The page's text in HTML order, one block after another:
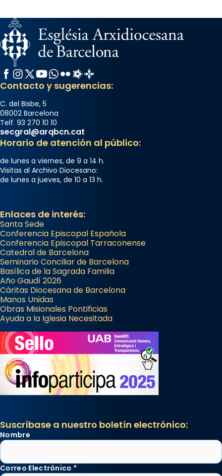
Facebook
Instagram
X / Twitter
YouTube
WhatsApp
FlickrRadio Estel
Catalunya Cristiana
Contacto y sugerencias:
C. del Bisbe, 5
08002 Barcelona
Telf. 93 270 10 10
secgral@arqbcn.cat
Horario de atención al público:
de lunes a viernes, de 9 a 14 h.
Visitas al Archivo Diocesano:
de lunes a jueves, de 10 a 13 h.
Enlaces de interés:
Santa Sede
Conferencia Episcopal Española
Conferencia Episcopal Tarraconense
Catedral de Barcelona
Seminario Conciliar de Barcelona
Basílica de la Sagrada Familia
Año Gaudí 2026
Cáritas Diocesana de Barcelona
Manos Unidas
Obras Misionales Pontificias
Ayuda a la Iglesia Necesitada
Suscríbase a nuestro boletín electrónico:
Nombre
Correo Electrónico *